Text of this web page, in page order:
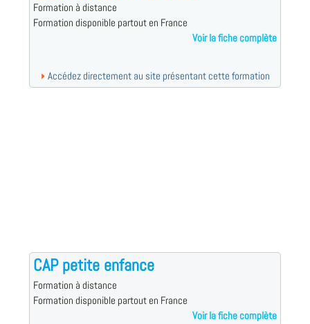
Formation à distance
Formation disponible partout en France
Voir la fiche complète
Accédez directement au site présentant cette formation
CAP petite enfance
Formation à distance
Formation disponible partout en France
Voir la fiche complète